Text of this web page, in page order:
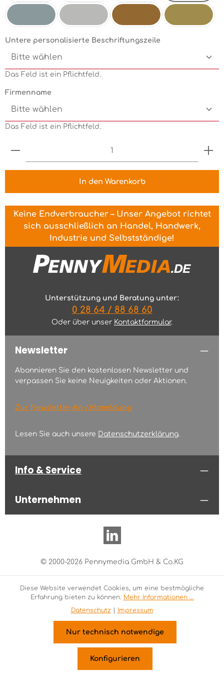
Mint Electricgreen Grün Pink
Untere personalisierte Beschriftungszeile
Das Feld ist ein Pflichtfeld.
Firmenname
Das Feld ist ein Pflichtfeld.
Produkt Anzahl: Gib den gewünschten Wert
In den Warenkorb
Keine Endverbraucher – Unser Angebot richtet
sich ausschließlich an Handel, Handwerk,
Industrie und Selbstständige!
Unterstützung und Beratung unter:
0 28 64 / 88 68 60
Oder über unser Kontaktformular.
Newsletter
Abonnieren Sie den kostenlosen Newsletter und
verpassen Sie keine Neuigkeiten oder Aktionen.
Zur Newsletter-An-/Abmeldung
Lesen Sie auch unsere Datenschutzerklärung.
Info & Service
Unternehmen
© 2000-2026 Pennymedia GmbH & Co.KG
Diese Website verwendet Cookies, um eine bestmögliche
Erfahrung bieten zu können. Mehr Informationen ...
Datenschutz| Impressum
Nur technisch notwendige
Konfigurieren